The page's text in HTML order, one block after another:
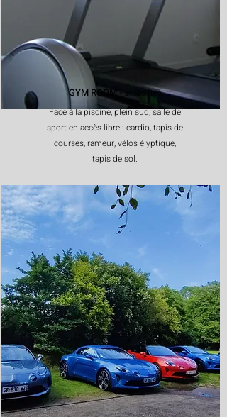
GYM ROOM -accès libre
Face à la piscine, plein sud, salle de
sport en accès libre : cardio, tapis de
courses, rameur, vélos élyptique,
tapis de sol.